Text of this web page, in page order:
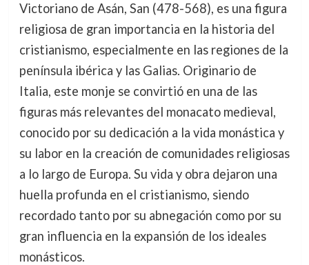
Victoriano de Asán, San (478-568), es una figura
religiosa de gran importancia en la historia del
cristianismo, especialmente en las regiones de la
península ibérica y las Galias. Originario de
Italia, este monje se convirtió en una de las
figuras más relevantes del monacato medieval,
conocido por su dedicación a la vida monástica y
su labor en la creación de comunidades religiosas
a lo largo de Europa. Su vida y obra dejaron una
huella profunda en el cristianismo, siendo
recordado tanto por su abnegación como por su
gran influencia en la expansión de los ideales
monásticos.